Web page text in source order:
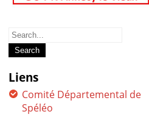
Search
for:
Liens
Comité Départemental de
Spéléo